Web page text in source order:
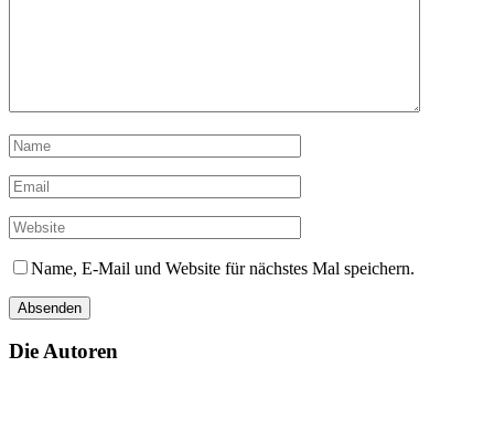
Name, E-Mail und Website für nächstes Mal speichern.
Die Autoren